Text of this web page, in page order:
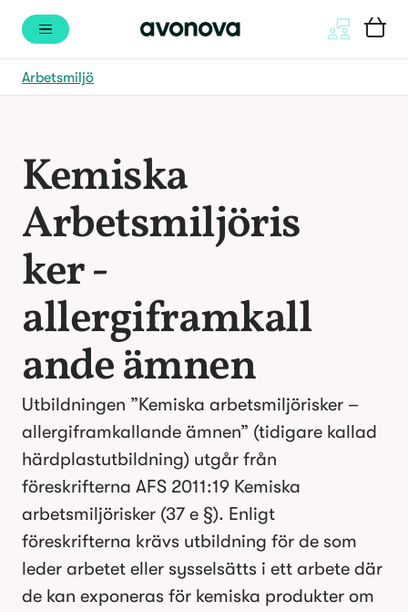
Arbetsmiljö
Kemiska
Arbetsmiljöris
ker -
allergiframkall
ande ämnen
Utbildningen ”Kemiska arbetsmiljörisker –
allergiframkallande ämnen” (tidigare kallad
härdplastutbildning) utgår från
föreskrifterna AFS 2011:19 Kemiska
arbetsmiljörisker (37 e §). Enligt
föreskrifterna krävs utbildning för de som
leder arbetet eller sysselsätts i ett arbete där
de kan exponeras för kemiska produkter om